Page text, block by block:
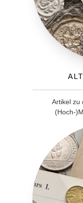
Artikel zu
(Hoch-